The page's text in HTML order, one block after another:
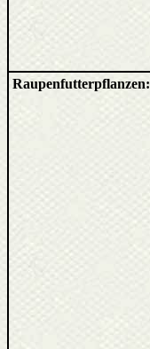
Raupenfutterpflanzen: